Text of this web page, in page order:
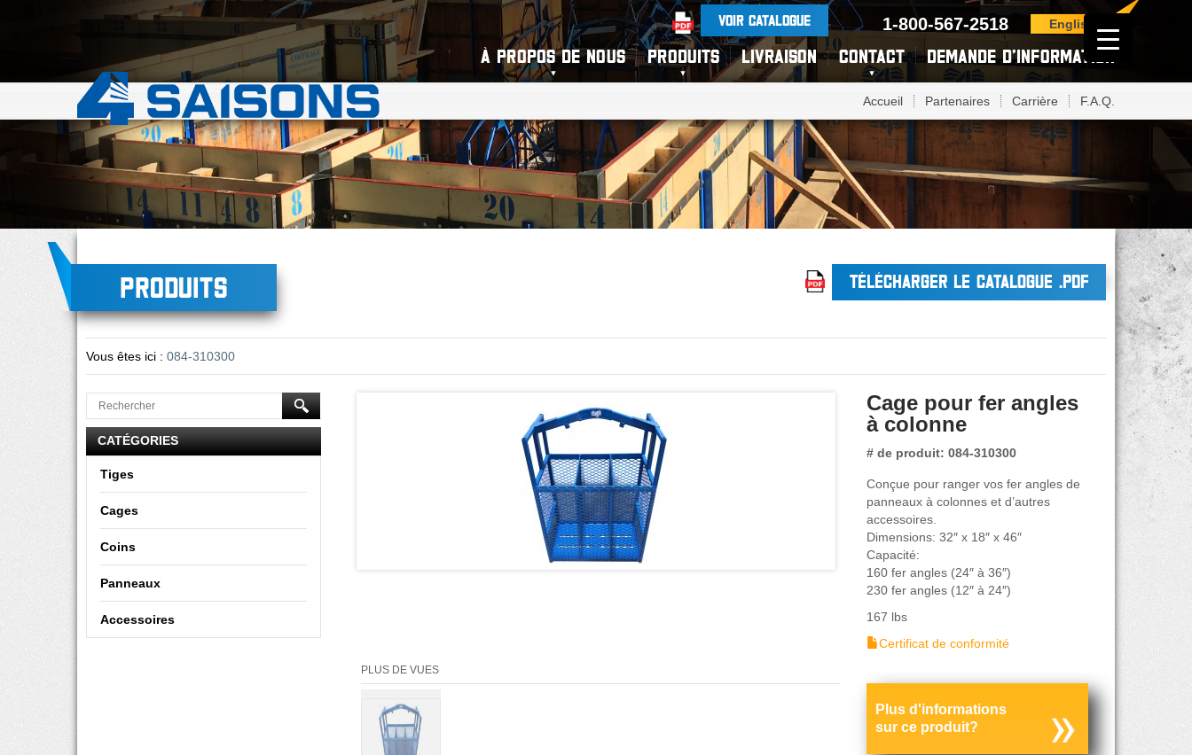
VOIR CATALOGUE 1-800-567-2518 English
À PROPOS DE NOUS PRODUITS LIVRAISON CONTACT DEMANDE D’INFORMATION
Accueil Partenaires Carrière F.A.Q.
Produits TÉLÉCHARGER LE CATALOGUE .PDF
Vous êtes ici : 084-310300
Cage pour fer angles
à colonne
# de produit: 084-310300
Conçue pour ranger vos fer angles de
panneaux à colonnes et d’autres
accessoires.
Dimensions: 32″ x 18″ x 46″
Capacité:
160 fer angles (24″ à 36″)
230 fer angles (12″ à 24″)
167 lbs
Certificat de conformité
PLUS DE VUES
Plus d'informations
sur ce produit?
CATÉGORIES
Tiges
Cages
Coins
Panneaux
Accessoires